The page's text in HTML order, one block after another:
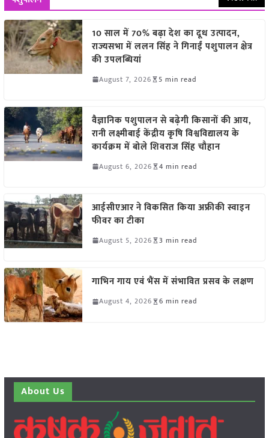
10 साल में 70% बढ़ा देश का दूध उत्पादन,
राज्यसभा में ललन सिंह ने गिनाईं पशुपालन क्षेत्र
की उपलब्धियां
August 7, 2026 5 min read
वैज्ञानिक पशुपालन से बढ़ेगी किसानों की आय,
रानी लक्ष्मीबाई केंद्रीय कृषि विश्वविद्यालय के
कार्यक्रम में बोले शिवराज सिंह चौहान
August 6, 2026 4 min read
आईसीएआर ने विकसित किया अफ्रीकी स्वाइन
फीवर का टीका
August 5, 2026 3 min read
गाभिन गाय एवं भैंस में संभावित प्रसव के लक्षण
August 4, 2026 6 min read
About Us